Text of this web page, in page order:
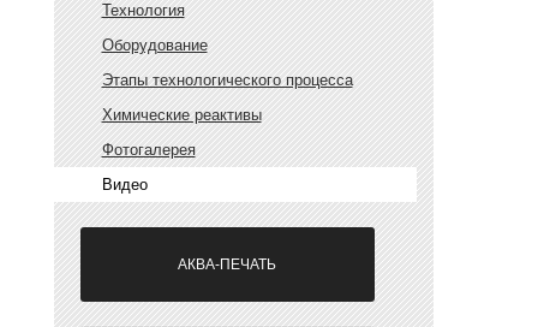
Технология
Оборудование
Этапы технологического процесса
Химические реактивы
Фотогалерея
Видео
АКВА-ПЕЧАТЬ